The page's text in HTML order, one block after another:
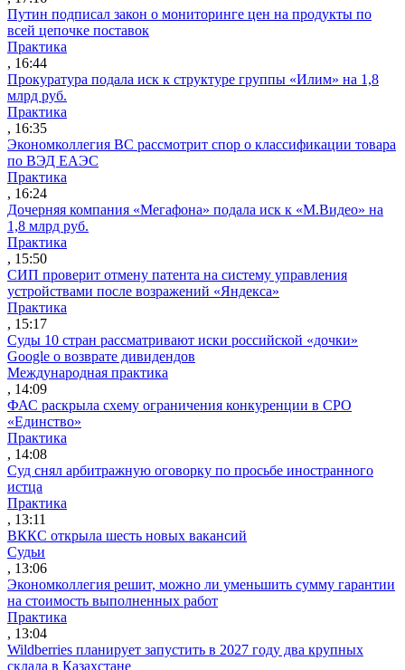
Путин подписал закон о мониторинге цен на продукты по
всей цепочке поставок
Практика
, 16:44
Прокуратура подала иск к структуре группы «Илим» на 1,8
млрд руб.
Практика
, 16:35
Экономколлегия ВС рассмотрит спор о классификации товара
по ВЭД ЕАЭС
Практика
, 16:24
Дочерняя компания «Мегафона» подала иск к «М.Видео» на
1,8 млрд руб.
Практика
, 15:50
СИП проверит отмену патента на систему управления
устройствами после возражений «Яндекса»
Практика
, 15:17
Суды 10 стран рассматривают иски российской «дочки»
Google о возврате дивидендов
Международная практика
, 14:09
ФАС раскрыла схему ограничения конкуренции в СРО
«Единство»
Практика
, 14:08
Суд снял арбитражную оговорку по просьбе иностранного
истца
Практика
, 13:11
ВККС открыла шесть новых вакансий
Судьи
, 13:06
Экономколлегия решит, можно ли уменьшить сумму гарантии
на стоимость выполненных работ
Практика
, 13:04
Wildberries планирует запустить в 2027 году два крупных
склада в Казахстане